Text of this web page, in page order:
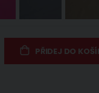
PŘIDEJ DO